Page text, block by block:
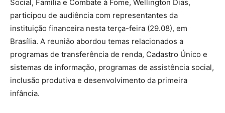
Social, Família e Combate à Fome, Wellington Dias,
participou de audiência com representantes da
instituição financeira nesta terça-feira (29.08), em
Brasília. A reunião abordou temas relacionados a
programas de transferência de renda, Cadastro Único e
sistemas de informação, programas de assistência social,
inclusão produtiva e desenvolvimento da primeira
infância.